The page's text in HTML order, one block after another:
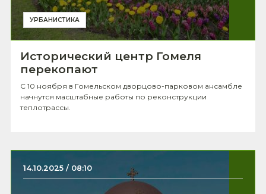
УРБАНИСТИКА
Исторический центр Гомеля
перекопают
С 10 ноября в Гомельском дворцово-парковом ансамбле
начнутся масштабные работы по реконструкции
теплотрассы.
14.10.2025 / 08:10